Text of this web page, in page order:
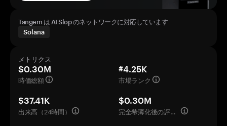
Tangem は AI Slop のネットワークに対応しています
Solana
メトリクス
$0.30M
時価総額
#4.25K
市場ランク
$37.41K
出来高（24時間）
$0.30M
完全希薄化後の評価額